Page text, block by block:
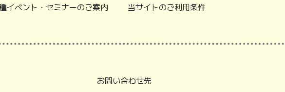
イベント・セミナーのご案内
当サイトのご利用条件
お問い合わせ先